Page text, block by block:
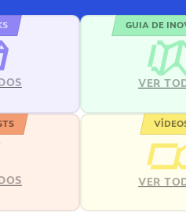
GUIA DE
VER
VER